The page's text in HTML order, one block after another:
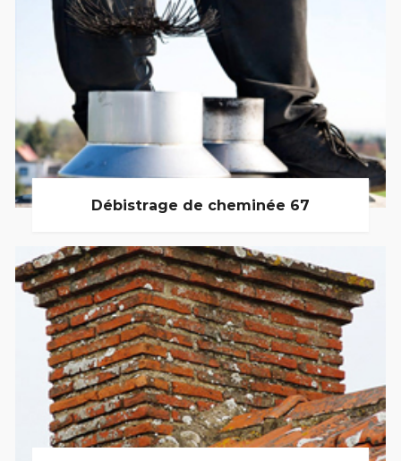
Débistrage de cheminée 67